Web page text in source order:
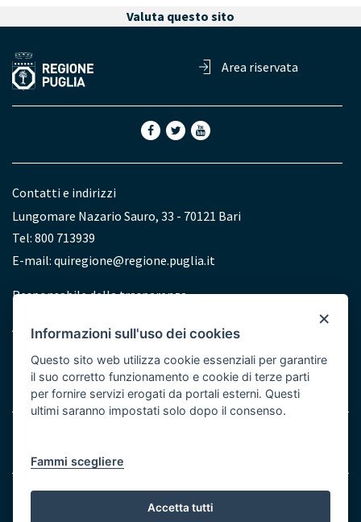
Valuta questo sito
Area riservata
Contatti e indirizzi
Lungomare Nazario Sauro, 33 - 70121 Bari
Tel: 800 713939
E-mail: quiregione@regione.puglia.it
Redazione
Responsabile della trasparenza
Accessibilità
Menu
© Regione Puglia
×
Informazioni sull'uso dei cookies
Questo sito web utilizza cookie essenziali per garantire
il suo corretto funzionamento e cookie di terze parti
per fornire servizi erogati da portali esterni. Questi
ultimi saranno impostati solo dopo il consenso.
Fammi scegliere
Accetta tutti